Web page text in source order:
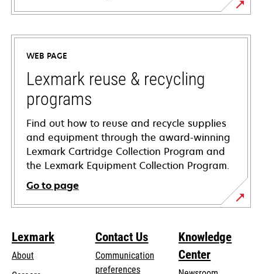
opens
in
new
tab
WEB PAGE
Lexmark reuse & recycling
programs
Find out how to reuse and recycle supplies
and equipment through the award-winning
Lexmark Cartridge Collection Program and
the Lexmark Equipment Collection Program.
Go to page
Lexmark
About
Contact Us
Communication
preferences
Knowledge
Center